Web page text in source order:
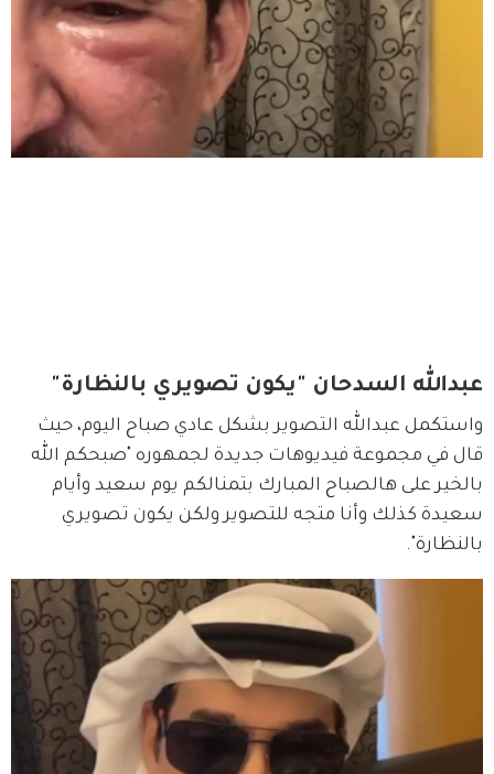
عبدالله السدحان "يكون تصويري بالنظارة"
واستكمل عبدالله التصوير بشكل عادي صباح اليوم، حيث
قال في مجموعة فيديوهات جديدة لجمهوره "صبحكم الله
بالخير على هالصباح المبارك بتمنالكم يوم سعيد وأيام
سعيدة كذلك وأنا متجه للتصوير ولكن يكون تصويري
بالنظارة".